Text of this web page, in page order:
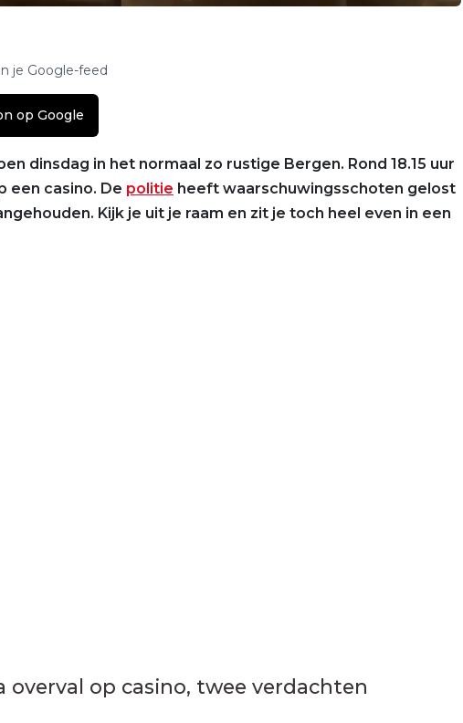
je Google-feed
op Google
dinsdag in het normaal zo rustige Bergen. Rond 18.15 uur
een casino. De politie heeft waarschuwingsschoten gelost
Kijk je uit je raam en zit je toch heel even in een
op casino, twee verdachten